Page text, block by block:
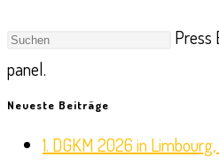
Press
panel.
Neueste Beiträge
1. DGKM 2026 in